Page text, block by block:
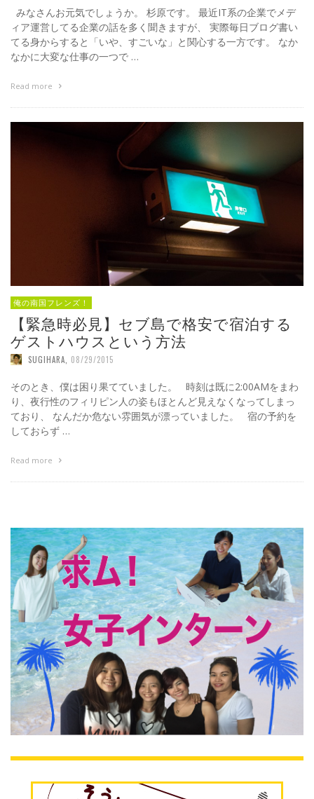
みなさんお元気でしょうか。 杉原です。 最近IT系の企業でメデ
ィア運営してる企業の話を多く聞きますが、 実際毎日ブログ書い
てる身からすると「いや、すごいな」と関心する一方です。 なか
なかに大変な仕事の一つで …
Read more
俺の南国フレンズ！
【緊急時必見】セブ島で格安で宿泊する
ゲストハウスという方法
SUGIHARA 08/29/2015
そのとき、僕は困り果てていました。 時刻は既に2:00AMをまわ
り、夜行性のフィリピン人の姿もほとんど見えなくなってしまっ
ており、 なんだか危ない雰囲気が漂っていました。 宿の予約を
しておらず …
Read more